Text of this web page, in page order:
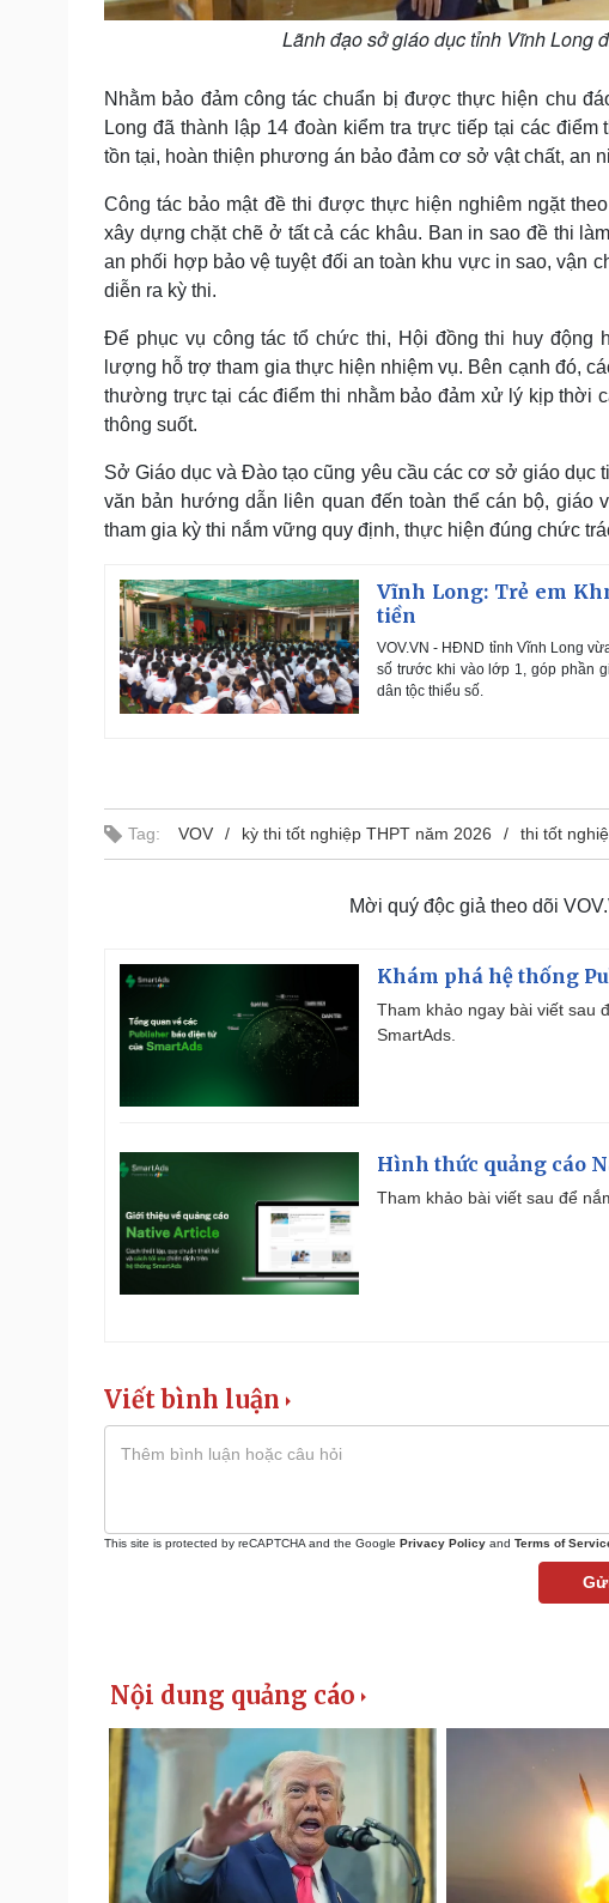
Lãnh đạo sở giáo dục tỉnh Vĩnh Long
Nhằm bảo đảm công tác chuẩn bị được thực hiện chu
Long đã thành lập 14 đoàn kiểm tra trực tiếp tại các
tồn tại, hoàn thiện phương án bảo đảm cơ sở vật chất, an
Công tác bảo mật đề thi được thực hiện nghiêm ngặt
xây dựng chặt chẽ ở tất cả các khâu. Ban in sao đề thi
an phối hợp bảo vệ tuyệt đối an toàn khu vực in sao, vận
diễn ra kỳ thi.
Để phục vụ công tác tổ chức thi, Hội đồng thi huy động
lượng hỗ trợ tham gia thực hiện nhiệm vụ. Bên cạnh đó,
thường trực tại các điểm thi nhằm bảo đảm xử lý kịp thời
thông suốt.
Sở Giáo dục và Đào tạo cũng yêu cầu các cơ sở giáo dục
văn bản hướng dẫn liên quan đến toàn thể cán bộ, giáo
tham gia kỳ thi nắm vững quy định, thực hiện đúng chức
Vĩnh Long: Trẻ em
tiền
VOV.VN - HĐND tỉnh Vĩnh Long
số trước khi vào lớp 1, góp phần
dân tộc thiểu số.
Tag: VOV kỳ thi tốt nghiệp THPT năm 2026 thi tốt
Mời quý độc giả theo dõi
Khám phá hệ thống
Tham khảo ngay bài viết sau
SmartAds.
Hình thức quảng cáo
Tham khảo bài viết sau để
Viết bình luận
This site is protected by reCAPTCHA and the Google Privacy Policy and Terms of